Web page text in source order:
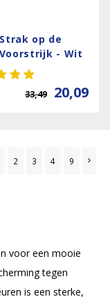
op de
- Wit
33,49 20,09
2 3 4 9
voor een mooie
tegen
is een sterke,